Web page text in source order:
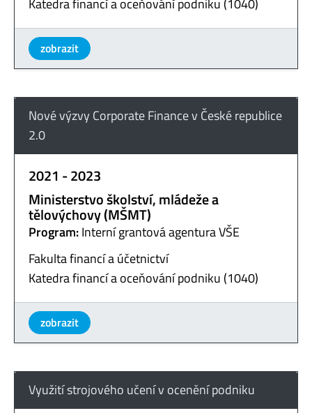
Katedra financí a oceňování podniku (1040)
zobrazit
Nové výzvy Corporate Finance v České republice
2.0
2021 - 2023
Ministerstvo školství, mládeže a
tělovýchovy (MŠMT)
Program:Interní grantová agentura VŠE
Fakulta financí a účetnictví
Katedra financí a oceňování podniku (1040)
zobrazit
Využití strojového učení v ocenění podniku